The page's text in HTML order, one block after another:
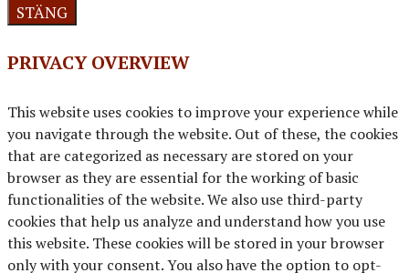
STÄNG
PRIVACY OVERVIEW
This website uses cookies to improve your experience while
you navigate through the website. Out of these, the cookies
that are categorized as necessary are stored on your
browser as they are essential for the working of basic
functionalities of the website. We also use third-party
cookies that help us analyze and understand how you use
this website. These cookies will be stored in your browser
only with your consent. You also have the option to opt-